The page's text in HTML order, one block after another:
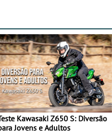
Kawasaki Z650 S: Diversão
Jovens e Adultos